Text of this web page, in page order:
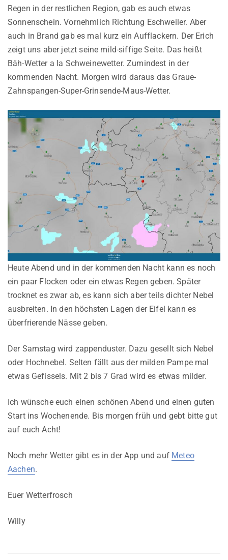
Regen in der restlichen Region, gab es auch etwas
Sonnenschein. Vornehmlich Richtung Eschweiler. Aber
auch in Brand gab es mal kurz ein Aufflackern. Der Erich
zeigt uns aber jetzt seine mild-siffige Seite. Das heißt
Bäh-Wetter a la Schweinewetter. Zumindest in der
kommenden Nacht. Morgen wird daraus das Graue-
Zahnspangen-Super-Grinsende-Maus-Wetter.
Heute Abend und in der kommenden Nacht kann es noch
ein paar Flocken oder ein etwas Regen geben. Später
trocknet es zwar ab, es kann sich aber teils dichter Nebel
ausbreiten. In den höchsten Lagen der Eifel kann es
überfrierende Nässe geben.
Der Samstag wird zappenduster. Dazu gesellt sich Nebel
oder Hochnebel. Selten fällt aus der milden Pampe mal
etwas Gefissels. Mit 2 bis 7 Grad wird es etwas milder.
Ich wünsche euch einen schönen Abend und einen guten
Start ins Wochenende. Bis morgen früh und gebt bitte gut
auf euch Acht!
Noch mehr Wetter gibt es in der App und auf Meteo
Aachen.
Euer Wetterfrosch
Willy